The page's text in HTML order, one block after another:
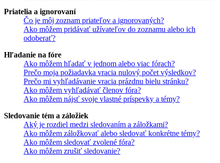
Priatelia a ignorovaní
Čo je môj zoznam priateľov a ignorovaných?
Ako môžem pridávať užívateľov do zoznamu alebo ich
odoberať?
Hľadanie na fóre
Ako môžem hľadať v jednom alebo viac fórach?
Prečo moja požiadavka vracia nulový počet výsledkov?
Prečo mi vyhľadávanie vracia prázdnu bielu stránku?
Ako môžem vyhľadávať členov fóra?
Ako môžem nájsť svoje vlastné príspevky a témy?
Sledovanie tém a záložiek
Aký je rozdiel medzi sledovaním a záložkami?
Ako môžem záložkovať alebo sledovať konkrétne témy?
Ako môžem sledovať zvolené fóra?
Ako môžem zrušiť sledovanie?